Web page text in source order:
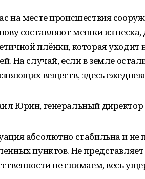
на месте происшествия
составляют мешки из
плёнки, которая уходит
На случай, если в земле
веществ, здесь
Юрин, генеральный
абсолютно стабильна и не
пунктов. Не
не снимаем, весь